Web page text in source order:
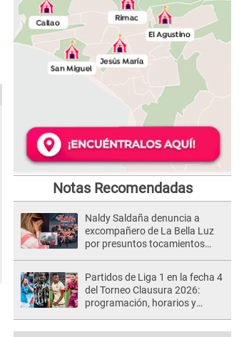
Notas Recomendadas
Naldy Saldaña denuncia a
excompañero de La Bella Luz
por presuntos tocamientos
Partidos de Liga 1 en la fecha 4
del Torneo Clausura 2026:
programación, horarios y